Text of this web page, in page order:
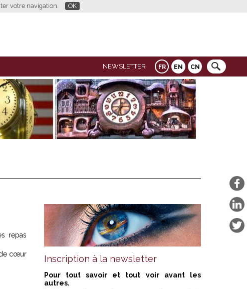
votre navigation. OK
FR EN CN
NEWSLETTER
repas
de cœur
Inscription à la newsletter
Pour tout savoir et tout voir avant les
autres.